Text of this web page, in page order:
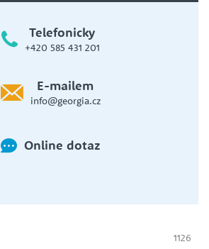
Telefonicky
+420 585 431 201
E-mailem
info@georgia.cz
Online dotaz
1126